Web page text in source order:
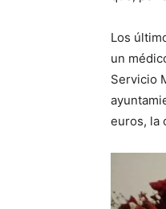
Los
un
Servicio
euros, la